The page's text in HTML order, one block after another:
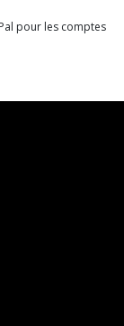
pour les comptes